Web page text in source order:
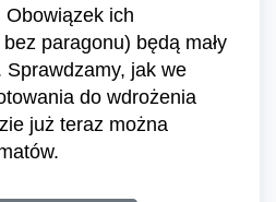
ich
paragonu) będą mały
jak we
do wdrożenia
już teraz można